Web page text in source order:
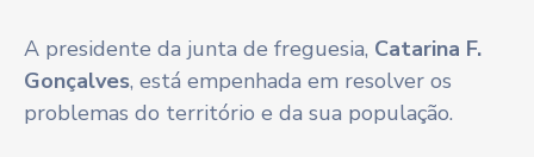
A presidente da junta de freguesia, Catarina F.
Gonçalves, está empenhada em resolver os
problemas do território e da sua população.